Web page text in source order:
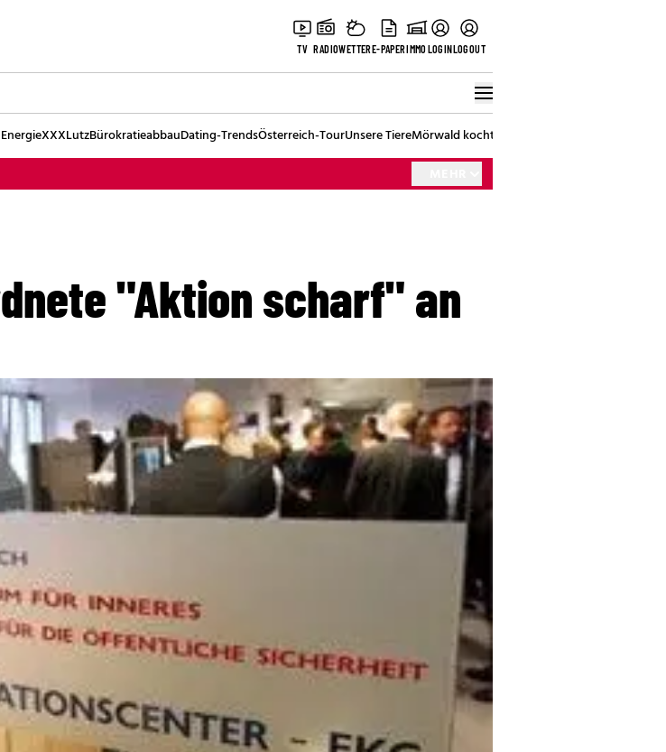
TV RADIOWETTERE-PAPERIMMOLOGINLOGOUT
XXXLutzBürokratieabbauDating-TrendsÖsterreich-TourUnsere TiereMörwald kocht
"Aktion scharf" an